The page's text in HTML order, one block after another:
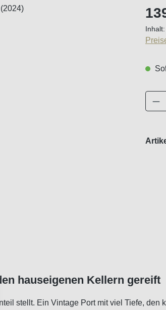
Inhalt:
hauseigenen Kellern gereift
stellt. Ein Vintage Port mit viel Tiefe,